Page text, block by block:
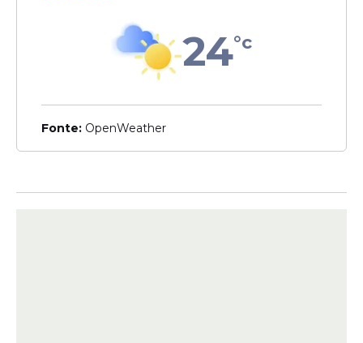
Sob a liderança de Santana, a gestão
municipal ampliou investimentos em
programas sociais, educação, esporte,
cultura e qualificação profissional,
entendendo que o combate à violência
passa também pela geração de
24°c
Fonte: OpenWeather